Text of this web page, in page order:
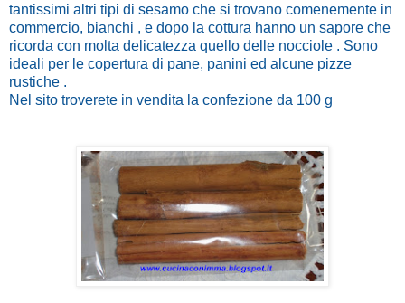
tantissimi altri tipi di sesamo che si trovano comenemente in
commercio, bianchi , e dopo la cottura hanno un sapore che
ricorda con molta delicatezza quello delle nocciole . Sono
ideali per le copertura di pane, panini ed alcune pizze
rustiche .
Nel sito troverete in vendita la confezione da 100 g